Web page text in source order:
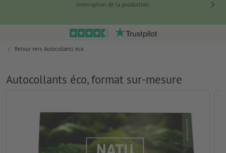
interruption de la production.
Retour vers Autocollants éco
Autocollants éco, format sur-mesure